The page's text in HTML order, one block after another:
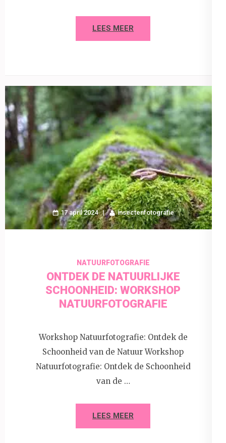
LEES MEER
17 april 2024 insectenfotografie
NATUURFOTOGRAFIE
ONTDEK DE NATUURLIJKE
SCHOONHEID: WORKSHOP
NATUURFOTOGRAFIE
Workshop Natuurfotografie: Ontdek de
Schoonheid van de Natuur Workshop
Natuurfotografie: Ontdek de Schoonheid
van de …
LEES MEER